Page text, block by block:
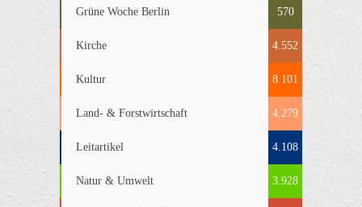
Grüne Woche Berlin 570
Kirche 4.552
Kultur 8.101
Land- & Forstwirtschaft 4.279
Leitartikel 4.108
Natur & Umwelt 3.928